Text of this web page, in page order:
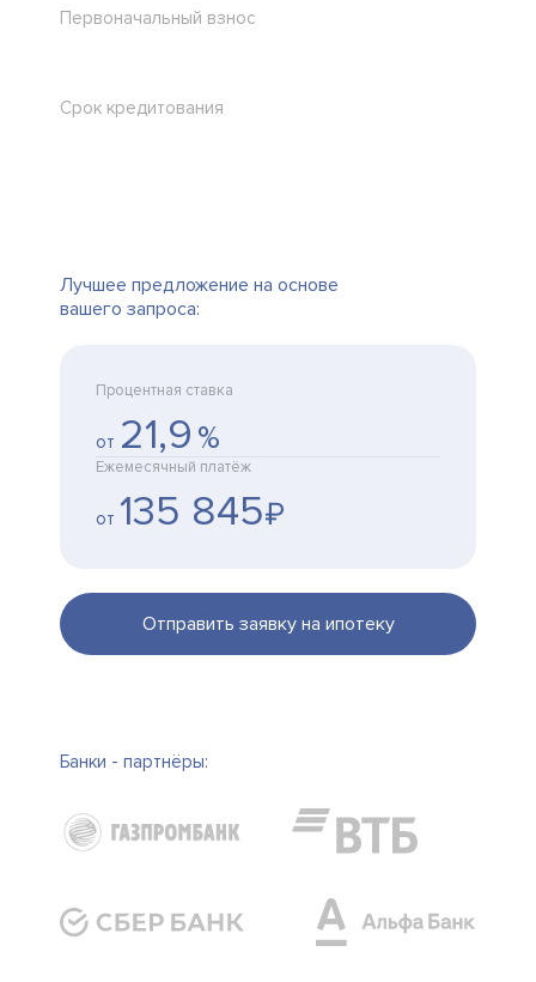
Первоначальный взнос
Срок кредитования
Лучшее предложение на основе
вашего запроса:
Процентная ставка
от 21,9 %
Ежемесячный платёж
от 135 845₽
Отправить заявку на ипотеку
Банки - партнёры: